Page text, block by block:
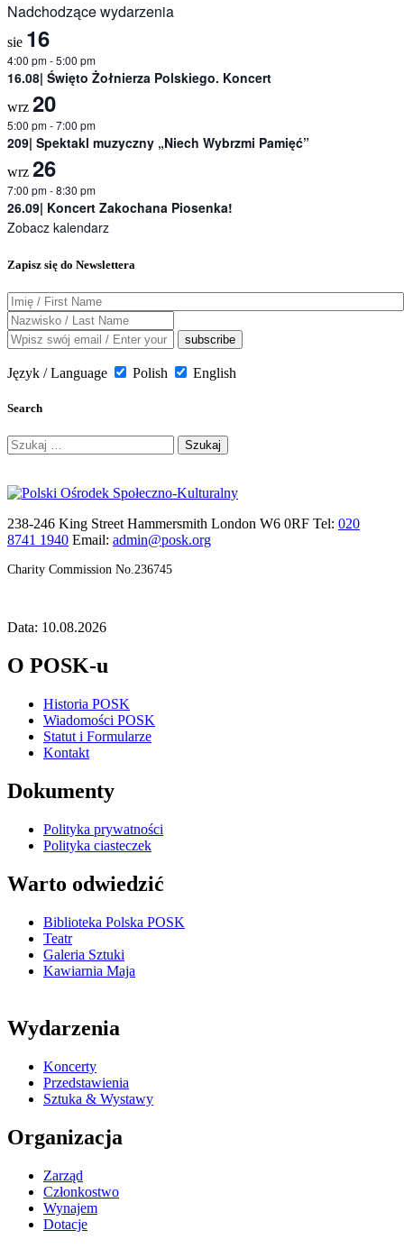
Nadchodzące wydarzenia
sie 16
4:00 pm-5:00 pm
16.08| Święto Żołnierza Polskiego. Koncert
wrz 20
5:00 pm-7:00 pm
209| Spektakl muzyczny „Niech Wybrzmi Pamięć”
wrz 26
7:00 pm-8:30 pm
26.09| Koncert Zakochana Piosenka!
Zobacz kalendarz
Zapisz się do Newslettera
Język / Language Polish English
Search
Szukaj:
238-246 King Street Hammersmith London W6 0RF Tel: 020
8741 1940 Email: admin@posk.org
Charity Commission No.236745
Data: 10.08.2026
O POSK-u
Historia POSK
Wiadomości POSK
Statut i Formularze
Kontakt
Dokumenty
Polityka prywatności
Polityka ciasteczek
Warto odwiedzić
Biblioteka Polska POSK
Teatr
Galeria Sztuki
Kawiarnia Maja
Wydarzenia
Koncerty
Przedstawienia
Sztuka & Wystawy
Organizacja
Zarząd
Członkostwo
Wynajem
Dotacje